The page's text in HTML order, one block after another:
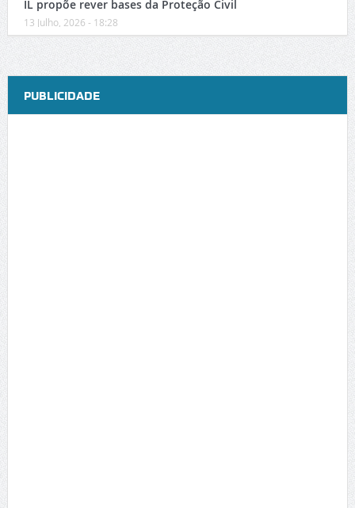
IL propõe rever bases da Proteção Civil
13 Julho, 2026 - 18:28
PUBLICIDADE